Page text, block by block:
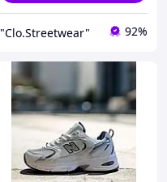
"Clo.Streetwear" 92%